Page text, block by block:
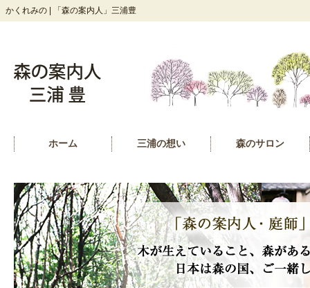
かくれみの | 「森の案内人」三浦豊
ホーム 三浦の想い 森のサロン